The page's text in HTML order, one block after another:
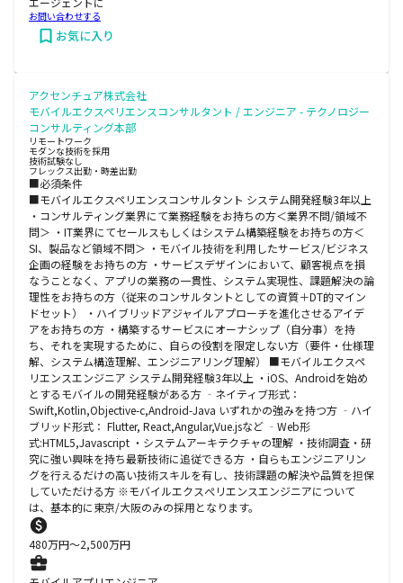
お問い合わせする
お気に入り
アクセンチュア株式会社
モバイルエクスペリエンスコンサルタント / エンジニア - テクノロジー
コンサルティング本部
リモートワーク
モダンな技術を採用
技術試験なし
フレックス出勤・時差出勤
■必須条件
■モバイルエクスペリエンスコンサルタント システム開発経験3年以上
・コンサルティング業界にて業務経験をお持ちの方＜業界不問/領域不
問＞ ・IT業界にてセールスもしくはシステム構築経験をお持ちの方＜
SI、製品など領域不問＞ ・モバイル技術を利用したサービス/ビジネス
企画の経験をお持ちの方 ・サービスデザインにおいて、顧客視点を損
なうことなく、アプリの業務の一貫性、システム実現性、課題解決の論
理性をお持ちの方（従来のコンサルタントとしての資質＋DT的マイン
ドセット） ・ハイブリッドアジャイルアプローチを進化させるアイデ
アをお持ちの方 ・構築するサービスにオーナシップ（自分事）を持
ち、それを実現するために、自らの役割を限定しない方（要件・仕様理
解、システム構造理解、エンジニアリング理解） ■モバイルエクスペ
リエンスエンジニア システム開発経験3年以上 ・iOS、Androidを始め
とするモバイルの開発経験がある方 ‐ネイティブ形式：
Swift,Kotlin,Objective-c,Android-Java いずれかの強みを持つ方 ‐ハイ
ブリッド形式： Flutter, React,Angular,Vue.jsなど ‐Web形
式:HTML5,Javascript ・システムアーキテクチャの理解 ・技術調査・研
究に強い興味を持ち最新技術に追従できる方 ・自らもエンジニアリン
グを行えるだけの高い技術スキルを有し、技術課題の解決や品質を担保
していただける方 ※モバイルエクスぺリエンスエンジニアについて
は、基本的に東京/大阪のみの採用となります。
480万円〜2,500万円